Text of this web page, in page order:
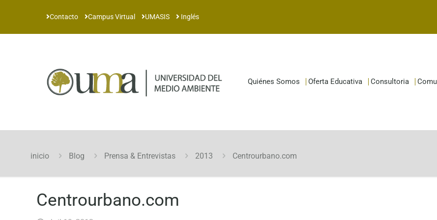
Contacto Campus Virtual UMASIS Inglés
Quiénes Somos Oferta Educativa Consultoria
inicio Blog Prensa & Entrevistas 2013 Centrourbano.com
Centrourbano.com